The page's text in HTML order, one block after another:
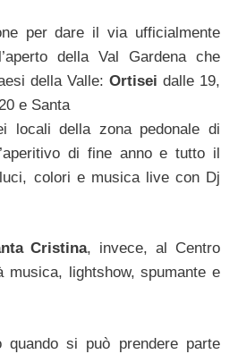
per dare il via ufficialmente
della Val Gardena che
della Valle: Ortisei dalle 19,
e Santa
locali della zona pedonale di
di fine anno e tutto il
colori e musica live con Dj
Cristina, invece, al Centro
musica, lightshow, spumante e
quando si può prendere parte